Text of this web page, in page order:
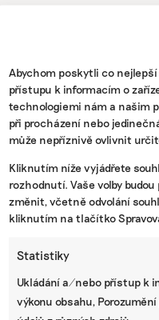
Abychom poskytli co
přístupu k informacím o
technologiemi nám a našim
při procházení nebo
může nepříznivě ovlivnit
Kliknutím níže vyjádřete
rozhodnutí. Vaše volby
změnit, včetně odvolání
kliknutím na tlačítko
Statistiky
Ukládání a/nebo přístup k
výkonu obsahu,